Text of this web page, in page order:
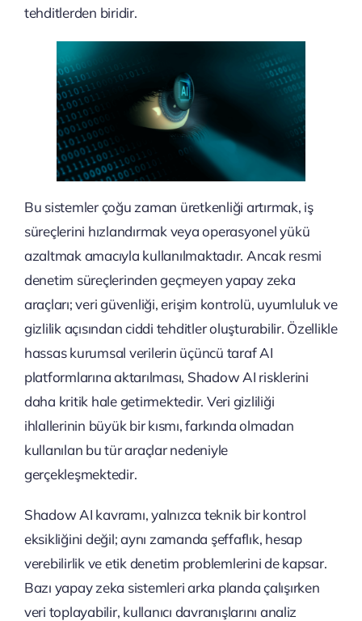
tehditlerden biridir.
Bu sistemler çoğu zaman üretkenliği artırmak, iş
süreçlerini hızlandırmak veya operasyonel yükü
azaltmak amacıyla kullanılmaktadır. Ancak resmi
denetim süreçlerinden geçmeyen yapay zeka
araçları; veri güvenliği, erişim kontrolü, uyumluluk ve
gizlilik açısından ciddi tehditler oluşturabilir. Özellikle
hassas kurumsal verilerin üçüncü taraf AI
platformlarına aktarılması, Shadow AI risklerini
daha kritik hale getirmektedir. Veri gizliliği
ihlallerinin büyük bir kısmı, farkında olmadan
kullanılan bu tür araçlar nedeniyle
gerçekleşmektedir.
Shadow AI kavramı, yalnızca teknik bir kontrol
eksikliğini değil; aynı zamanda şeffaflık, hesap
verebilirlik ve etik denetim problemlerini de kapsar.
Bazı yapay zeka sistemleri arka planda çalışırken
veri toplayabilir, kullanıcı davranışlarını analiz